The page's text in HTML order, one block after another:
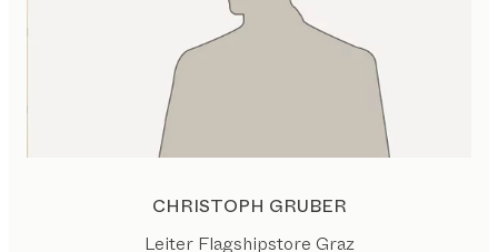
CHRISTOPH GRUBER
Leiter Flagshipstore Graz